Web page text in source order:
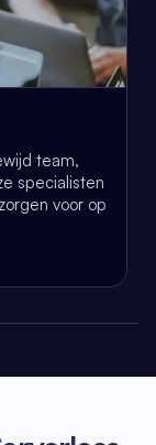
team,
specialisten
voor op